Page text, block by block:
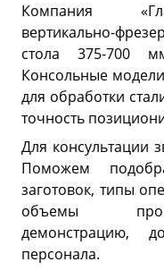
Компания
вертикально-
стола 375-700
Консольные
для обработки
точность
Для консультации
Поможем
заготовок, типы
объемы
демонстрацию,
персонала.